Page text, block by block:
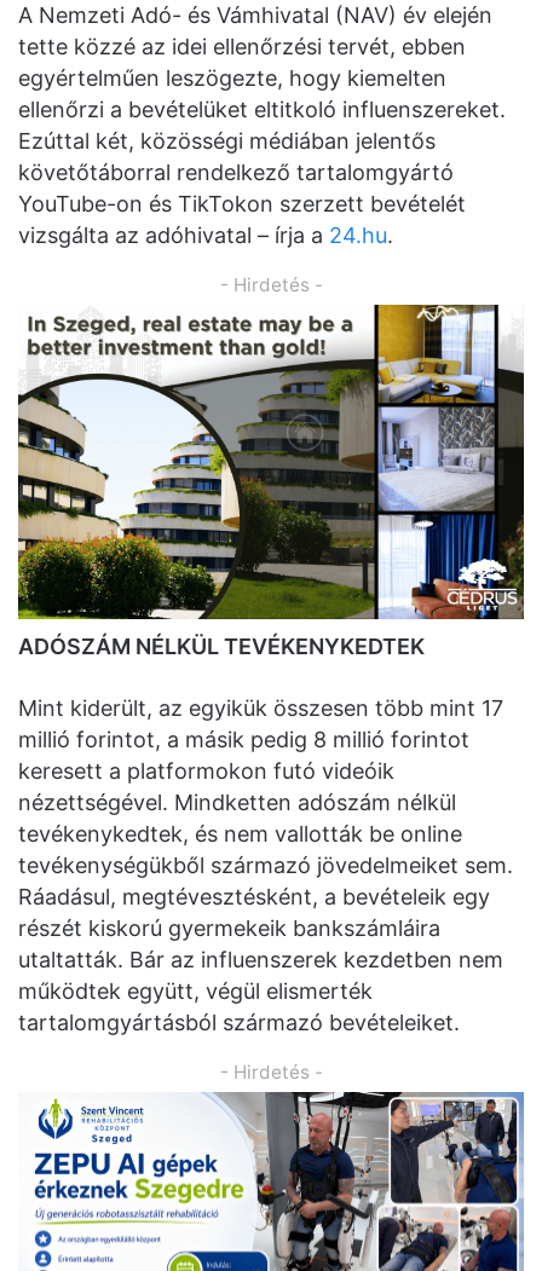
A Nemzeti Adó- és Vámhivatal (NAV) év elején
tette közzé az idei ellenőrzési tervét, ebben
egyértelműen leszögezte, hogy kiemelten
ellenőrzi a bevételüket eltitkoló influenszereket.
Ezúttal két, közösségi médiában jelentős
követőtáborral rendelkező tartalomgyártó
YouTube-on és TikTokon szerzett bevételét
vizsgálta az adóhivatal – írja a 24.hu.
- Hirdetés -
ADÓSZÁM NÉLKÜL TEVÉKENYKEDTEK
Mint kiderült, az egyikük összesen több mint 17
millió forintot, a másik pedig 8 millió forintot
keresett a platformokon futó videóik
nézettségével. Mindketten adószám nélkül
tevékenykedtek, és nem vallották be online
tevékenységükből származó jövedelmeiket sem.
Ráadásul, megtévesztésként, a bevételeik egy
részét kiskorú gyermekeik bankszámláira
utaltatták. Bár az influenszerek kezdetben nem
működtek együtt, végül elismerték
tartalomgyártásból származó bevételeiket.
- Hirdetés -